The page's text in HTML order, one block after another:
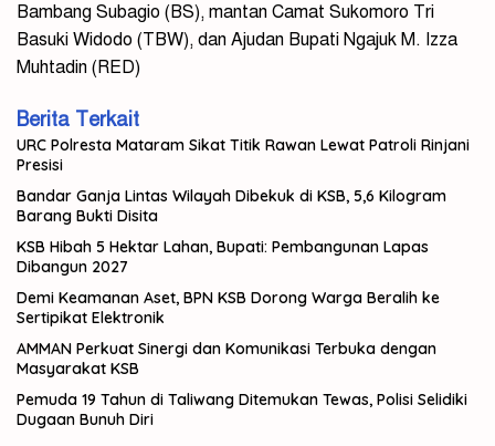
Bambang Subagio (BS), mantan Camat Sukomoro Tri
Basuki Widodo (TBW), dan Ajudan Bupati Ngajuk M. Izza
Muhtadin (RED)
Berita Terkait
URC Polresta Mataram Sikat Titik Rawan Lewat Patroli Rinjani
Presisi
Bandar Ganja Lintas Wilayah Dibekuk di KSB, 5,6 Kilogram
Barang Bukti Disita
KSB Hibah 5 Hektar Lahan, Bupati: Pembangunan Lapas
Dibangun 2027
Demi Keamanan Aset, BPN KSB Dorong Warga Beralih ke
Sertipikat Elektronik
AMMAN Perkuat Sinergi dan Komunikasi Terbuka dengan
Masyarakat KSB
Pemuda 19 Tahun di Taliwang Ditemukan Tewas, Polisi Selidiki
Dugaan Bunuh Diri